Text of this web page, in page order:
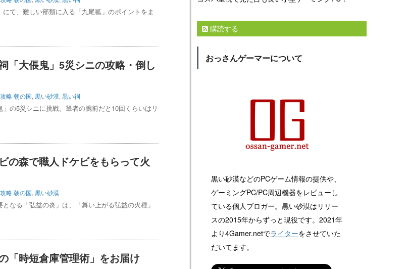
て、難しい部類に入る「九尾狐」のポイントをま
「大倀鬼」5災シニの攻略・倒し
略朝の国, 黒い砂漠, 黒い祠
の5災シニに挑戦。筆者の腕前だと10回くらいはリ
の森で職人ドケビをもらって火
略朝の国, 黒い砂漠
なる「弘益の炎」は、「舞い上がる弘益の火種」
「時短倉庫管理術」をお届け
購読する
おっさんゲーマーについて
黒い砂漠などのPCゲーム情報の提供や、
ゲーミングPC/PC周辺機器をレビューし
ている個人ブロガー。黒い砂漠はリリー
スの2015年からずっと現役です。2021年
より4Gamer.netでライターをさせていた
だいてます。